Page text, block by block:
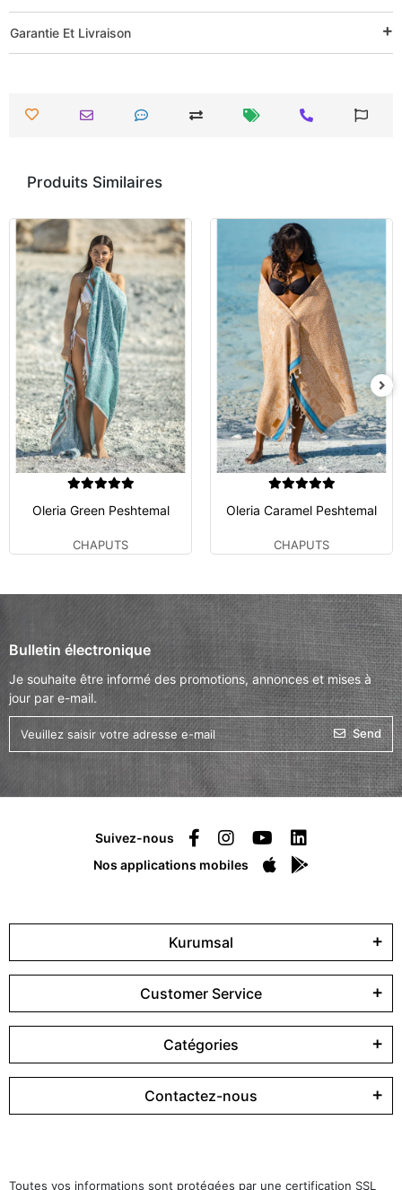
Garantie Et Livraison
Produits Similaires
Oleria Green Peshtemal
CHAPUTS
Oleria Caramel Peshtemal
CHAPUTS
Bulletin électronique
Je souhaite être informé des promotions, annonces et mises à
jour par e-mail.
Send
Suivez-nous
Nos applications mobiles
Kurumsal
Customer Service
Catégories
Contactez-nous
Toutes vos informations sont protégées par une certification SSL